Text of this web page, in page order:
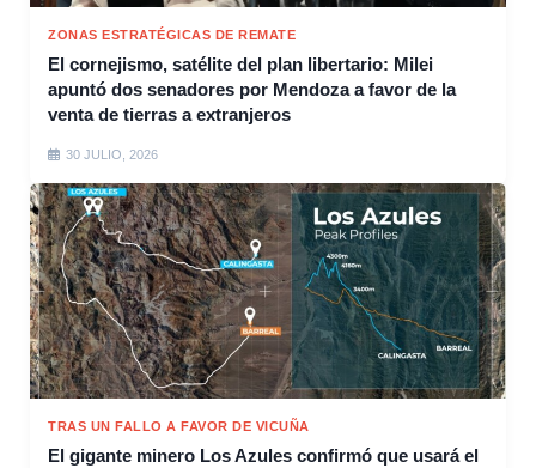
ZONAS ESTRATÉGICAS DE REMATE
El cornejismo, satélite del plan libertario: Milei
apuntó dos senadores por Mendoza a favor de la
venta de tierras a extranjeros
30 JULIO, 2026
TRAS UN FALLO A FAVOR DE VICUÑA
El gigante minero Los Azules confirmó que usará el